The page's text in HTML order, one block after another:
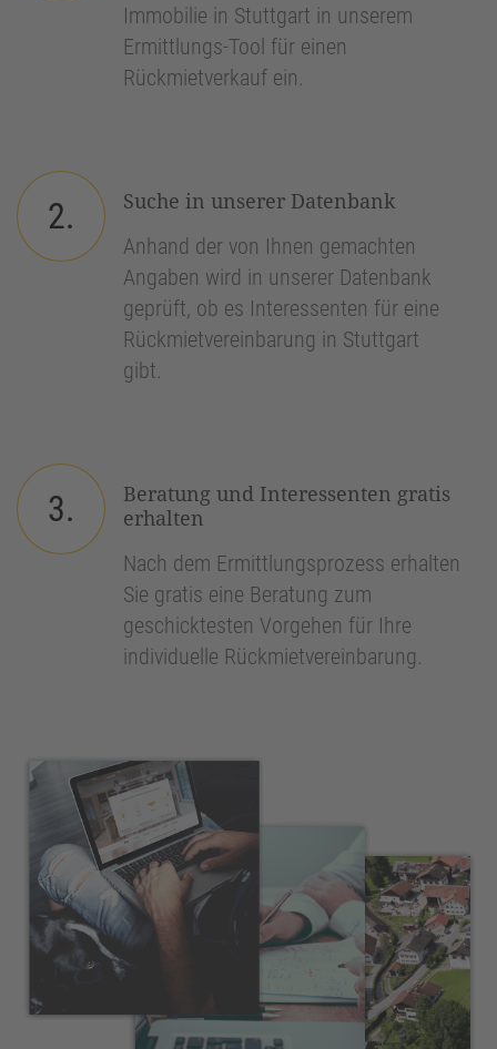
Immobilie in Stuttgart in unserem
Ermittlungs-Tool für einen
Rückmietverkauf ein.
2.
Suche in unserer Datenbank
Anhand der von Ihnen gemachten
Angaben wird in unserer Datenbank
geprüft, ob es Interessenten für eine
Rückmietvereinbarung in Stuttgart
gibt.
3.
Beratung und Interessenten gratis
erhalten
Nach dem Ermittlungsprozess erhalten
Sie gratis eine Beratung zum
geschicktesten Vorgehen für Ihre
individuelle Rückmietvereinbarung.